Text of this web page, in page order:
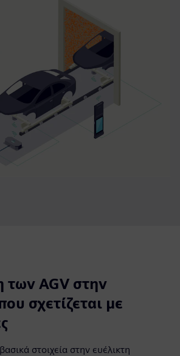
των AGV στην
σχετίζεται με
στοιχεία στην ευέλικτη